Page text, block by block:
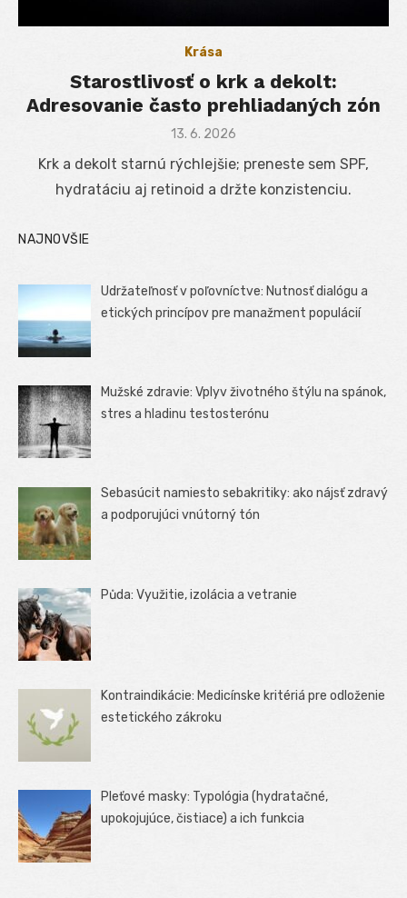
Krása
Starostlivosť o krk a dekolt:
Adresovanie často prehliadaných zón
Posted
13. 6. 2026
Krk a dekolt starnú rýchlejšie; preneste sem SPF,
hydratáciu aj retinoid a držte konzistenciu.
NAJNOVŠIE
Udržateľnosť v poľovníctve: Nutnosť dialógu a
etických princípov pre manažment populácií
Mužské zdravie: Vplyv životného štýlu na spánok,
stres a hladinu testosterónu
Sebasúcit namiesto sebakritiky: ako nájsť zdravý
a podporujúci vnútorný tón
Půda: Využitie, izolácia a vetranie
Kontraindikácie: Medicínske kritériá pre odloženie
estetického zákroku
Pleťové masky: Typológia (hydratačné,
upokojujúce, čistiace) a ich funkcia